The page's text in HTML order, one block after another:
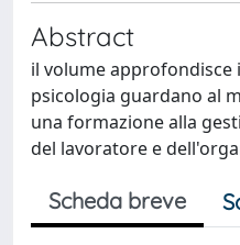
Abstract
il volume approfondisce
psicologia guardano al
una formazione alla
del lavoratore e
Scheda breve